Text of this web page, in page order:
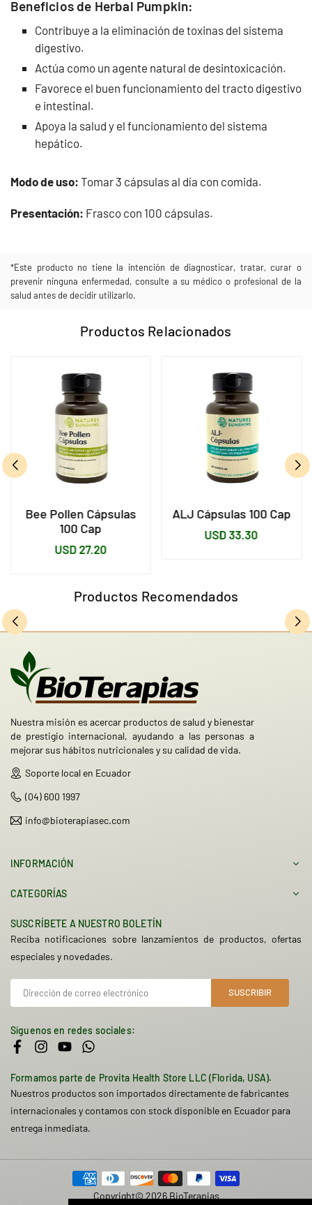
Beneficios de Herbal Pumpkin:
Contribuye a la eliminación de toxinas del sistema
digestivo.
Actúa como un agente natural de desintoxicación.
Favorece el buen funcionamiento del tracto digestivo
e intestinal.
Apoya la salud y el funcionamiento del sistema
hepático.
Modo de uso: Tomar 3 cápsulas al día con comida.
Presentación: Frasco con 100 cápsulas.
*Este producto no tiene la intención de diagnosticar, tratar, curar o
prevenir ninguna enfermedad, consulte a su médico o profesional de la
salud antes de decidir utilizarlo.
Productos Relacionados
Bee Pollen Cápsulas
100 Cap
Precio
USD 27.20
ALJ Cápsulas 100 Cap
Precio
USD 33.30
Productos Recomendados
Nuestra misión es acercar productos de salud y bienestar
de prestigio internacional, ayudando a las personas a
mejorar sus hábitos nutricionales y su calidad de vida.
Soporte local en Ecuador
(04) 600 1997
info@bioterapiasec.com
INFORMACIÓN
CATEGORÍAS
SUSCRÍBETE A NUESTRO BOLETÍN
Reciba notificaciones sobre lanzamientos de productos, ofertas
especiales y novedades.
SUSCRIBIR
Síguenos en redes sociales:
FacebookInstagram
YouTube
Formamos parte de Provita Health Store LLC (Florida, USA).
Nuestros productos son importados directamente de fabricantes
internacionales y contamos con stock disponible en Ecuador para
entrega inmediata.
Copyright© 2026 BioTerapias